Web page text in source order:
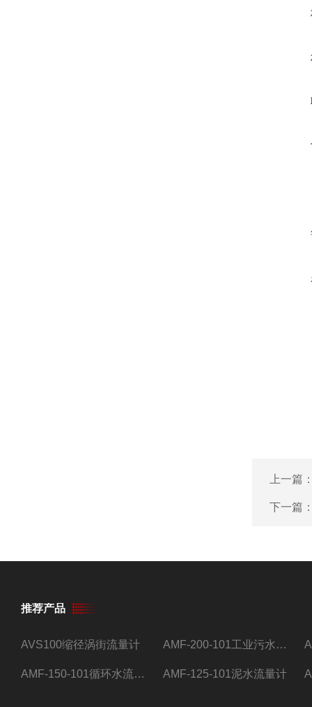
上一篇
下一篇
推荐产品
AVS100缩径涡街流量计 AMF-200-101工业污水流量计
AMF-150-101循环水流量计,电磁流量计 AMF-125-101泥水流量计